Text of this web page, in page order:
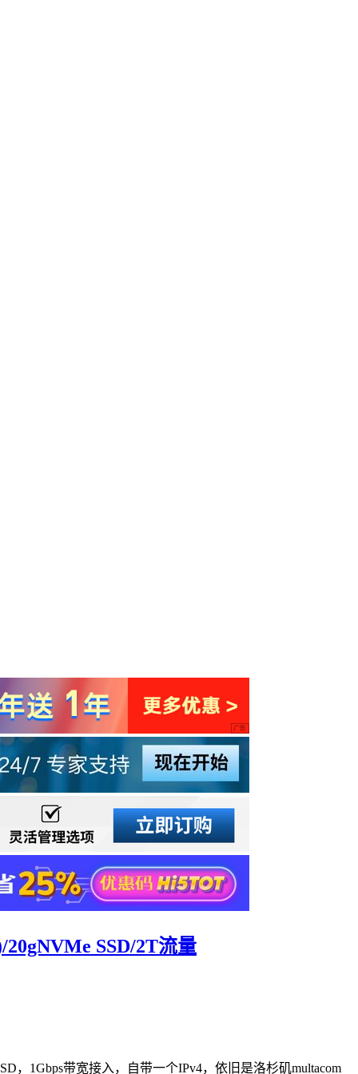
SSD/2T流量
，1Gbps带宽接入，自带一个IPv4，依旧是洛杉矶multacom